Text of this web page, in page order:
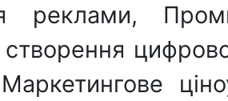
реклами,
створення